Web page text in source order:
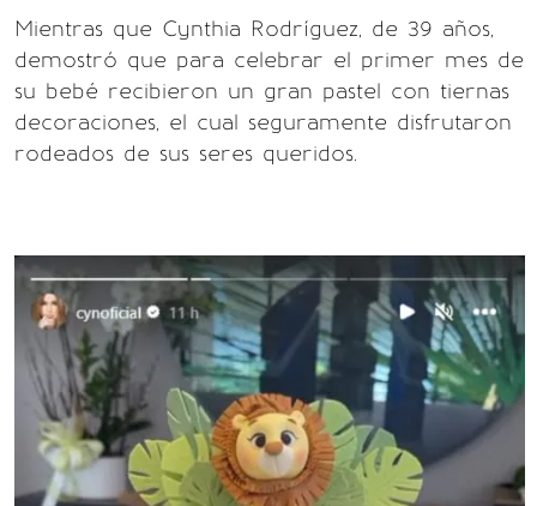
Mientras que Cynthia Rodríguez, de 39 años,
demostró que para celebrar el primer mes de
su bebé recibieron un gran pastel con tiernas
decoraciones, el cual seguramente disfrutaron
rodeados de sus seres queridos.